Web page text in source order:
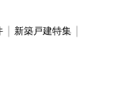
新築戸建特集